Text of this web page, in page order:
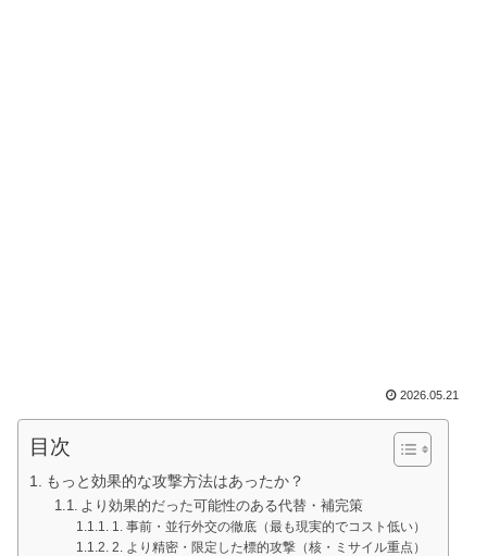
2026.05.21
目次
もっと効果的な攻撃方法はあったか？
より効果的だった可能性のある代替・補完策
1. 事前・並行外交の徹底（最も現実的でコスト低い）
2. より精密・限定した標的攻撃（核・ミサイル重点）